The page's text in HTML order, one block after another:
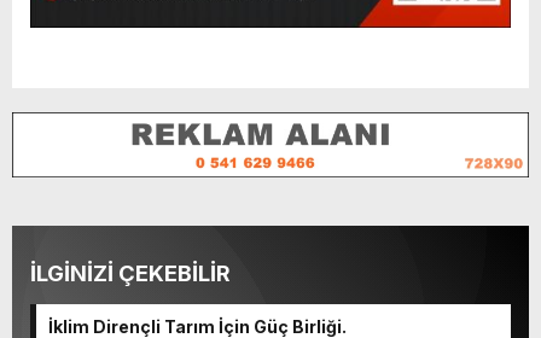
İLGİNİZİ ÇEKEBİLİR
İklim Dirençli Tarım İçin Güç Birliği.